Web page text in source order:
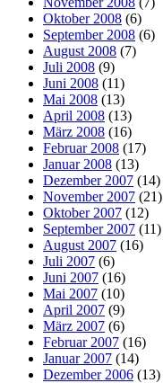
Oktober 2008 (6)
September 2008 (6)
August 2008 (7)
Juli 2008 (9)
Juni 2008 (11)
Mai 2008 (13)
April 2008 (13)
März 2008 (16)
Februar 2008 (17)
Januar 2008 (13)
Dezember 2007 (14)
November 2007 (21)
Oktober 2007 (12)
September 2007 (11)
August 2007 (16)
Juli 2007 (6)
Juni 2007 (16)
Mai 2007 (10)
April 2007 (9)
März 2007 (6)
Februar 2007 (16)
Januar 2007 (14)
Dezember 2006 (13)